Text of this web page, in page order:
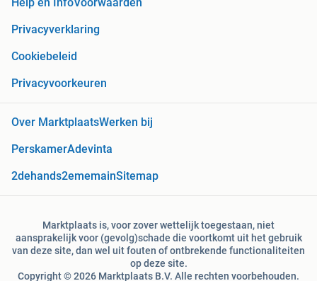
Help en InfoVoorwaarden
Privacyverklaring
Cookiebeleid
Privacyvoorkeuren
Over MarktplaatsWerken bij
PerskamerAdevinta
2dehands2ememainSitemap
Marktplaats is, voor zover wettelijk toegestaan, niet
aansprakelijk voor (gevolg)schade die voortkomt uit het gebruik
van deze site, dan wel uit fouten of ontbrekende functionaliteiten
op deze site.
Copyright © 2026 Marktplaats B.V. Alle rechten voorbehouden.